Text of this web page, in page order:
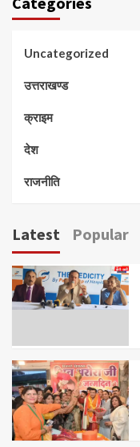
Uncategorized
उत्तराखण्ड
क्राइम
देश
राजनीति
Latest Popular